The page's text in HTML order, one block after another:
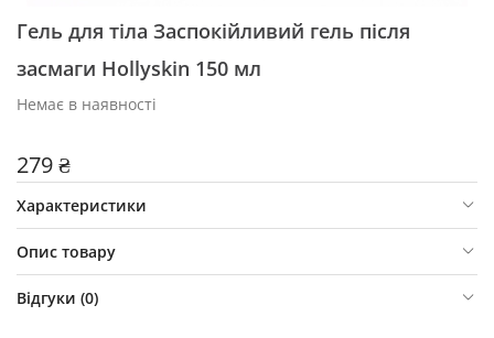
Гель для тіла Заспокійливий гель після
засмаги Hollyskin 150 мл
Немає в наявності
279 ₴
Характеристики
Опис товару
Відгуки (0)